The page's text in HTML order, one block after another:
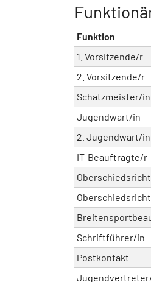
Funktion
1. Vorsitzende/r
2. Vorsitzende/r
Schatzmeister/in
Jugendwart/in
2. Jugendwart/in
IT-Beauftragte/r
Schriftführer/in
Postkontakt